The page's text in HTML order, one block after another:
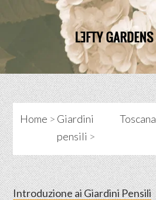
to
Home > Giardini
pensili >
Toscana
Introduzione ai Giardini Pensili